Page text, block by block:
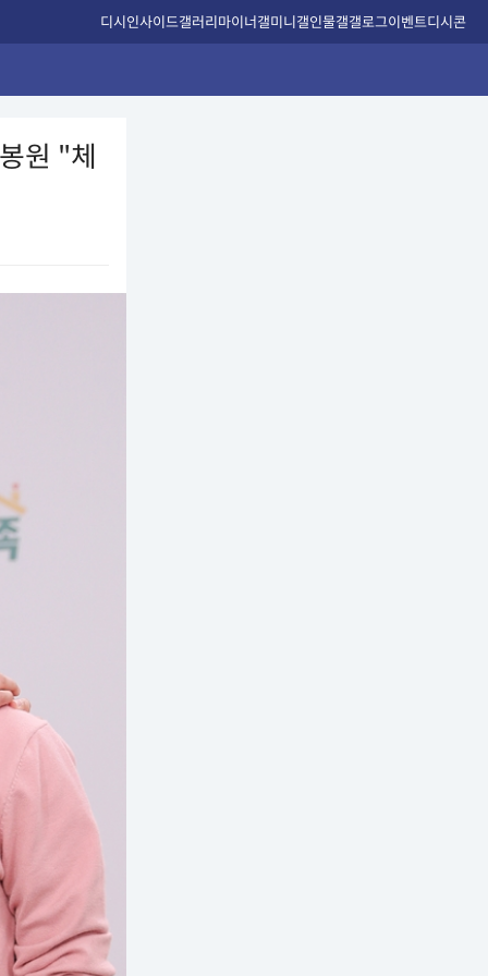
디시인사이드갤러리마이너갤미니갤인물갤갤로그이벤트디시콘
원 "체